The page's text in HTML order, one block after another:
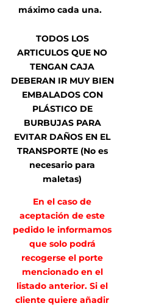
máximo cada una.
TODOS LOS
ARTICULOS QUE NO
TENGAN CAJA
DEBERAN IR MUY BIEN
EMBALADOS CON
PLÁSTICO DE
BURBUJAS PARA
EVITAR DAÑOS EN EL
TRANSPORTE (No es
necesario para
maletas)
En el caso de
aceptación de este
pedido le informamos
que solo podrá
recogerse el porte
mencionado en el
listado anterior. Si el
cliente quiere añadir